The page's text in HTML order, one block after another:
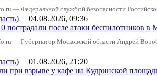
— Федеральной службой безопасности
04.08.2026, 09:36
пострадали после атаки беспилотников в
— Губернатор Московской области Андрей
01.08.2026, 21:20
при взрыве у кафе на Кудринской